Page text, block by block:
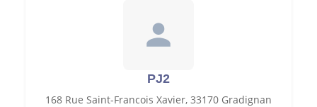
PJ2
168 Rue Saint-Francois Xavier, 33170 Gradignan